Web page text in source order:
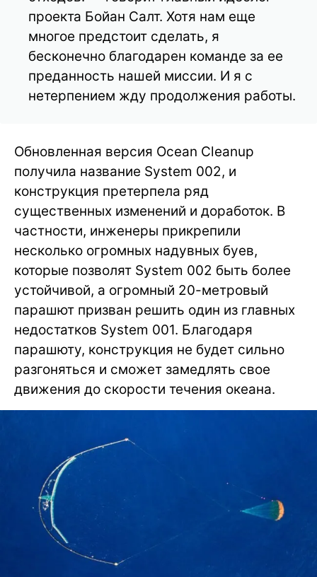
проекта Бойан Салт. Хотя нам еще
многое предстоит сделать, я
бесконечно благодарен команде за ее
преданность нашей миссии. И я с
нетерпением жду продолжения работы.
Обновленная версия Ocean Cleanup
получила название System 002, и
конструкция претерпела ряд
существенных изменений и доработок. В
частности, инженеры прикрепили
несколько огромных надувных буев,
которые позволят System 002 быть более
устойчивой, а огромный 20-метровый
парашют призван решить один из главных
недостатков System 001. Благодаря
парашюту, конструкция не будет сильно
разгоняться и сможет замедлять свое
движения до скорости течения океана.